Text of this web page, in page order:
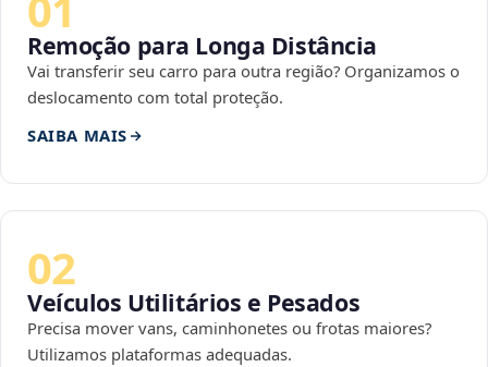
Remoção para Longa Distância
Vai transferir seu carro para outra região? Organizamos o
deslocamento com total proteção.
SAIBA MAIS
02
Veículos Utilitários e Pesados
Precisa mover vans, caminhonetes ou frotas maiores?
Utilizamos plataformas adequadas.